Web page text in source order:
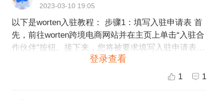
2023-03-10 19:05
以下是worten入驻教程： 步骤1：填写入驻申请表 首
先，前往worten跨境电商网站并在主页上单击“入驻合
作伙伴”按钮。接下来，您将被要求填写入驻申请表。
请根据要求提供基本信息，例如公司名称、联系人姓
登录查看
1 1